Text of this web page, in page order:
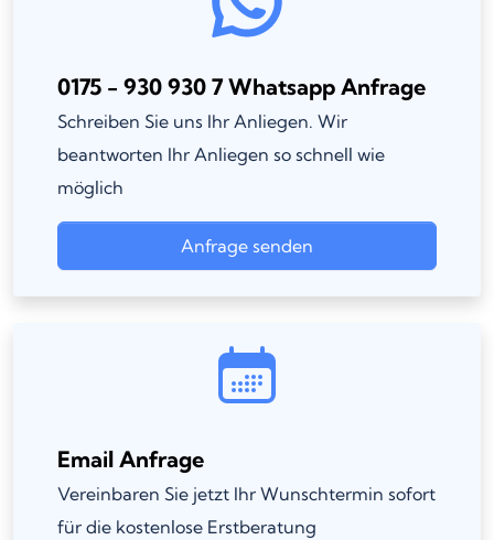
0175 - 930 930 7 Whatsapp Anfrage
Schreiben Sie uns Ihr Anliegen. Wir
beantworten Ihr Anliegen so schnell wie
möglich
Anfrage senden
Email Anfrage
Vereinbaren Sie jetzt Ihr Wunschtermin sofort
für die kostenlose Erstberatung